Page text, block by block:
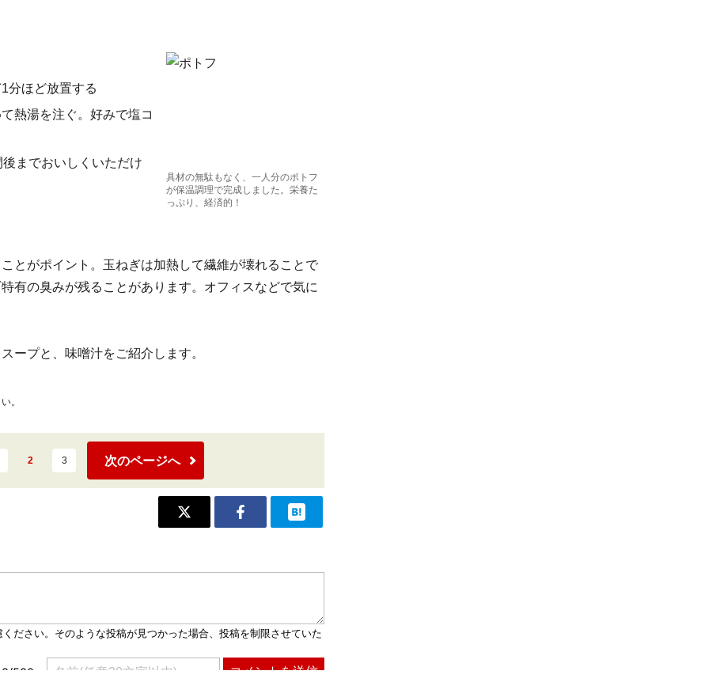
具材の無駄もなく、一人分のポトフ
が保温調理で完成しました。栄養た
っぷり、経済的！
分ほど放置する
熱湯を注ぐ。好みで塩コ
までおいしくいただけ
とがポイント。玉ねぎは加熱して繊維が壊れることで
有の臭みが残ることがあります。オフィスなどで気に
ープと、味噌汁をご紹介します。
。
2 3 次のページへ